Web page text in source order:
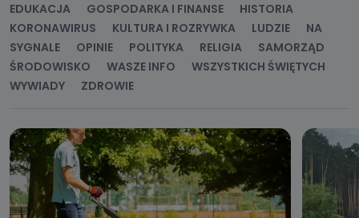
EDUKACJA
GOSPODARKA I FINANSE
HISTORIA
KORONAWIRUS
KULTURA I ROZRYWKA LUDZIE
NA
SYGNALE
OPINIE POLITYKA RELIGIA
SAMORZĄD
ŚRODOWISKO
WASZE INFO
WSZYSTKICH ŚWIĘTYCH
WYWIADY
ZDROWIE